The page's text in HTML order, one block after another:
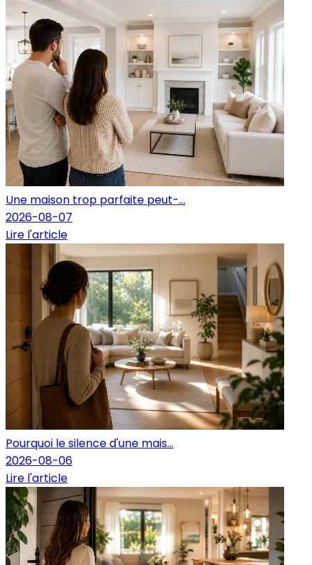
Une maison trop parfaite peut-...
2026-08-07
Lire l'article
Pourquoi le silence d'une mais...
2026-08-06
Lire l'article